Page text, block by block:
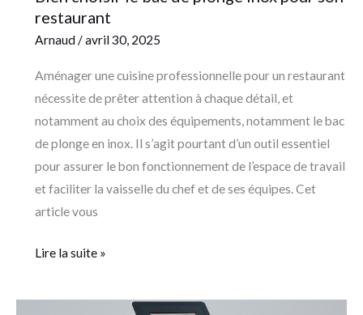
restaurant
Arnaud/avril 30, 2025
Aménager une cuisine professionnelle pour un restaurant
nécessite de prêter attention à chaque détail, et
notamment au choix des équipements, notamment le bac
de plonge en inox. Il s’agit pourtant d’un outil essentiel
pour assurer le bon fonctionnement de l’espace de travail
et faciliter la vaisselle du chef et de ses équipes. Cet
article vous
Lire la suite »